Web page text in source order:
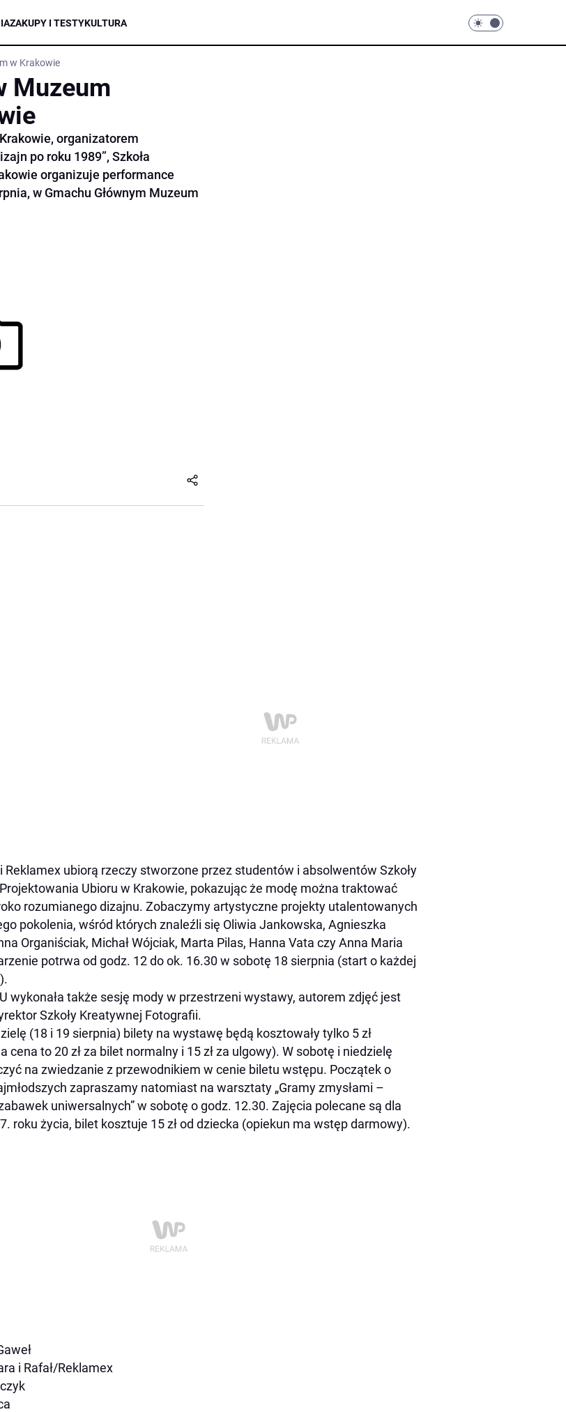
ZAKUPY I TESTYKULTURA
w Krakowie
Muzeum
organizatorem
po roku 1989”, Szkoła
organizuje performance
w Gmachu Głównym Muzeum
Reklamex ubiorą rzeczy stworzone przez studentów i absolwentów Szkoły
Ubioru w Krakowie, pokazując że modę można traktować
rozumianego dizajnu. Zobaczymy artystyczne projekty utalentowanych
pokolenia, wśród których znaleźli się Oliwia Jankowska, Agnieszka
Organiściak, Michał Wójciak, Marta Pilas, Hanna Vata czy Anna Maria
potrwa od godz. 12 do ok. 16.30 w sobotę 18 sierpnia (start o każdej
wykonała także sesję mody w przestrzeni wystawy, autorem zdjęć jest
Szkoły Kreatywnej Fotografii.
(18 i 19 sierpnia) bilety na wystawę będą kosztowały tylko 5 zł
cena to 20 zł za bilet normalny i 15 zł za ulgowy). W sobotę i niedzielę
na zwiedzanie z przewodnikiem w cenie biletu wstępu. Początek o
zapraszamy natomiast na warsztaty „Gramy zmysłami –
uniwersalnych” w sobotę o godz. 12.30. Zajęcia polecane są dla
roku życia, bilet kosztuje 15 zł od dziecka (opiekun ma wstęp darmowy).
i Rafał/Reklamex